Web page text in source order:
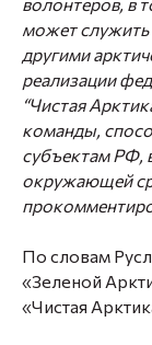
может служить
другими
реализации
“Чистая
команды,
субъектам РФ,
окружающей
По словам
«Зеленой
«Чистая